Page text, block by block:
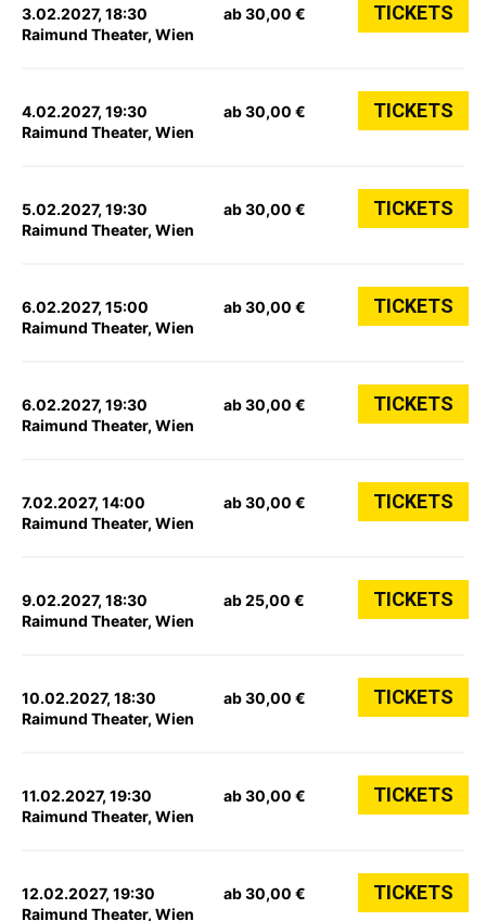
3.02.2027, 18:30
Raimund Theater, Wien
ab 30,00 € TICKETS
4.02.2027, 19:30
Raimund Theater, Wien
ab 30,00 € TICKETS
5.02.2027, 19:30
Raimund Theater, Wien
ab 30,00 € TICKETS
6.02.2027, 15:00
Raimund Theater, Wien
ab 30,00 € TICKETS
6.02.2027, 19:30
Raimund Theater, Wien
ab 30,00 € TICKETS
7.02.2027, 14:00
Raimund Theater, Wien
ab 30,00 € TICKETS
9.02.2027, 18:30
Raimund Theater, Wien
ab 25,00 € TICKETS
10.02.2027, 18:30
Raimund Theater, Wien
ab 30,00 € TICKETS
11.02.2027, 19:30
Raimund Theater, Wien
ab 30,00 € TICKETS
12.02.2027, 19:30
Raimund Theater, Wien
ab 30,00 € TICKETS